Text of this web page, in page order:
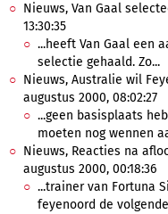
Nieuws, Van Gaal
13:30:35
...heeft Van Gaal een
selectie gehaald. Zo...
Nieuws, Australie wil
augustus 2000, 08:02:27
...geen basisplaats
moeten nog wennen
Nieuws, Reacties na
augustus 2000, 00:18:36
...trainer van Fortuna
feyenoord de